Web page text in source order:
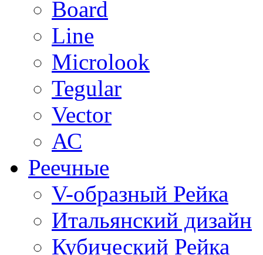
Board
Line
Microlook
Tegular
Vector
АС
Реечные
V-образный Рейка
Итальянский дизайн
Кубический Рейка